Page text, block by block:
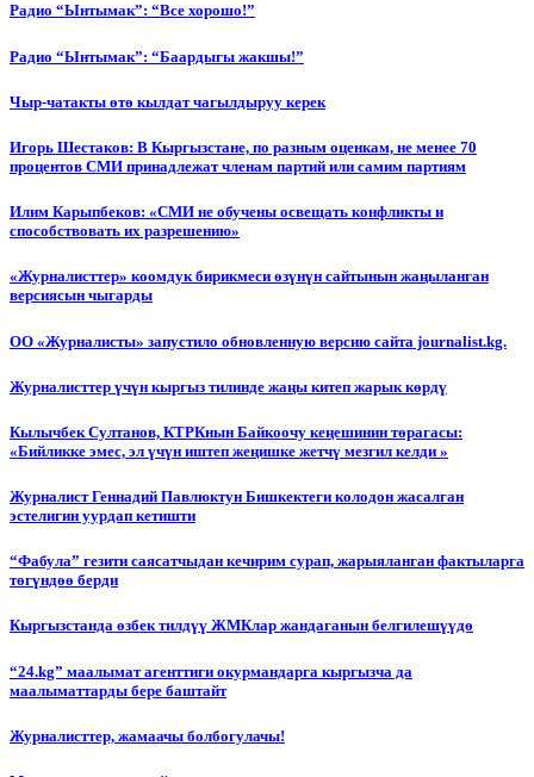
Радио “Ынтымак”: “Все хорошо!”
Радио “Ынтымак”: “Баардыгы жакшы!”
Чыр-чатакты өтө кылдат чагылдыруу керек
Игорь Шестаков: В Кыргызстане, по разным оценкам, не менее 70
процентов СМИ принадлежат членам партий или самим партиям
Илим Карыпбеков: «СМИ не обучены освещать конфликты и
способствовать их разрешению»
«Журналисттер» коомдук бирикмеси өзүнүн сайтынын жаңыланган
версиясын чыгарды
ОО «Журналисты» запустило обновленную версию сайта journalist.kg.
Журналисттер үчүн кыргыз тилинде жаңы китеп жарык көрдү
Кылычбек Султанов, КТРКнын Байкоочу кеңешинин төрагасы:
«Бийликке эмес, эл үчүн иштеп жеңишке жетчү мезгил келди »
Журналист Геннадий Павлюктун Бишкектеги колодон жасалган
эстелигин уурдап кетишти
“Фабула” гезити саясатчыдан кечирим сурап, жарыяланган фактыларга
төгүндөө берди
Кыргызстанда өзбек тилдүү ЖМКлар жандаганын белгилешүүдө
“24.kg” маалымат агенттиги окурмандарга кыргызча да
маалыматтарды бере баштайт
Журналисттер, жамаачы болбогулачы!